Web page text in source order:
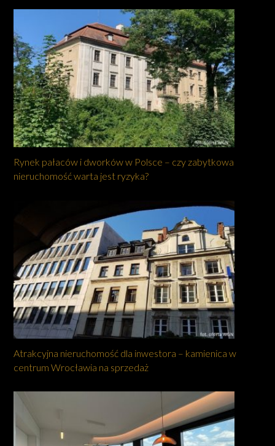
Rynek pałaców i dworków w Polsce – czy zabytkowa
nieruchomość warta jest ryzyka?
Atrakcyjna nieruchomość dla inwestora – kamienica w
centrum Wrocławia na sprzedaż